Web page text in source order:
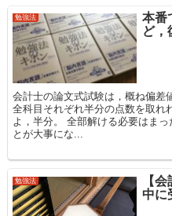
勉強法
本番
ど，
会計士の論文式試験は，概ね偏差
全科目それぞれ半分の点数を取れ
よ，半分。 全部解ける必要はま
とが大事にな...
勉強法
【
中に